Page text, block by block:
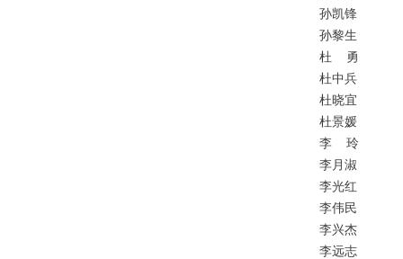
孙凯锋
孙黎生
杜
勇
杜中兵
杜晓宜
杜景媛
李
玲
李月淑
李光红
李伟民
李兴杰
李远志